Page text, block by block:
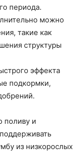
периода.
можно
такие как
структуры
эффекта
подкормки,
поливу и
из низкорослых